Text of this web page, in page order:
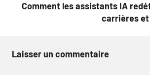
Comment les assistants IA
carrières
Laisser un commentaire